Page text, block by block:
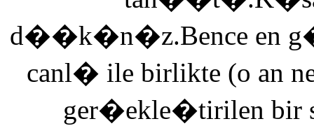
d��k�n�z.Bence en
canl� ile birlikte (o an
ger�ekle�tirilen bir